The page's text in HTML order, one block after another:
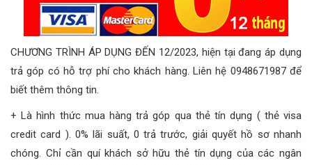
CHƯƠNG TRÌNH ÁP DỤNG ĐẾN 12/2023, hiện tại đang áp dụng
trả góp có hỗ trợ phí cho khách hàng. Liên hệ 0948671987 để
biết thêm thông tin.
+ Là hình thức mua hàng trả góp qua thẻ tín dụng ( thẻ visa
credit card ). 0% lãi suất, 0 trả trước, giải quyết hồ sơ nhanh
chóng. Chỉ cần quí khách sở hữu thẻ tín dụng của các ngân